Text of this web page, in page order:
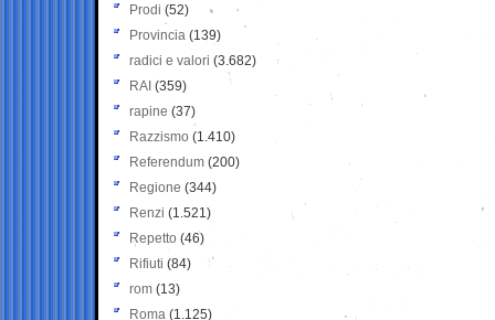
Prodi (52)
Provincia (139)
radici e valori (3.682)
RAI (359)
rapine (37)
Razzismo (1.410)
Referendum (200)
Regione (344)
Renzi (1.521)
Repetto (46)
Rifiuti (84)
rom (13)
Roma (1.125)